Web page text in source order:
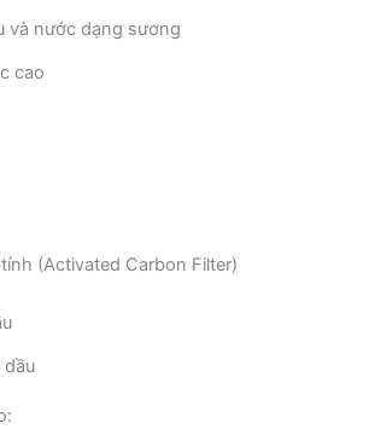
và nước dạng sương
cao
(Activated Carbon Filter)
dầu